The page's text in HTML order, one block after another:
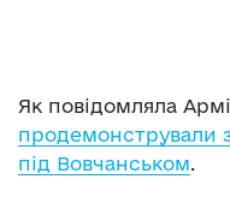
Як повідомляла
продемонстрували
під Вовчанськом.